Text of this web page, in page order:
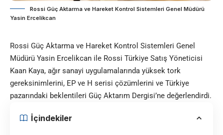
Rossi Güç Aktarma ve Hareket Kontrol Sistemleri Genel Müdürü
Yasin Ercelikcan
Rossi Güç Aktarma ve Hareket Kontrol Sistemleri Genel
Müdürü Yasin Ercelikcan ile Rossi Türkiye Satış Yöneticisi
Kaan Kaya, ağır sanayi uygulamalarında yüksek tork
gereksinimlerini, EP ve H serisi çözümlerini ve Türkiye
pazarındaki beklentileri Güç Aktarım Dergisi’ne değerlendirdi.
İçindekiler